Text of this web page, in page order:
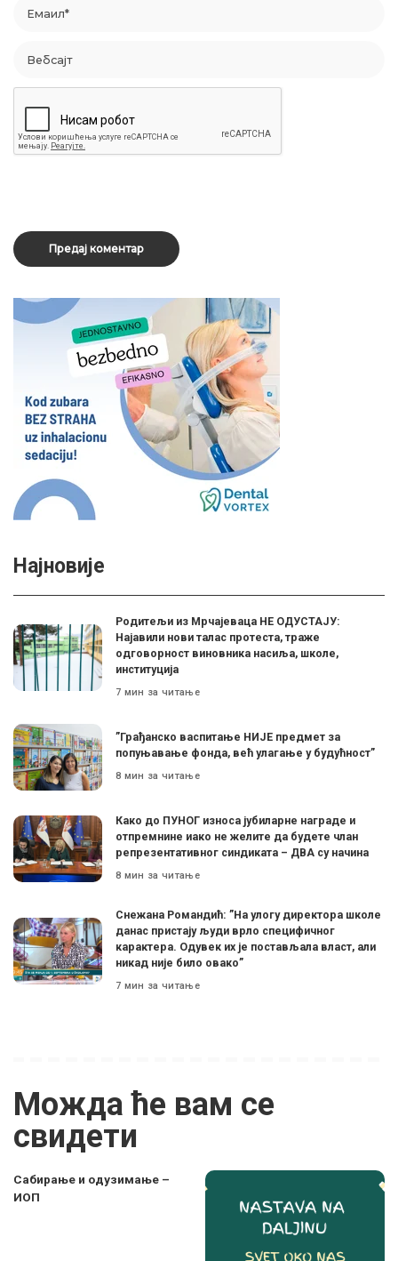
Најновије
Родитељи из Мрчајеваца НЕ ОДУСТАЈУ:
Најавили нови талас протеста, траже
одговорност виновника насиља, школе,
институција
7 мин за читање
”Грађанско васпитање НИЈЕ предмет за
попуњавање фонда, већ улагање у будућност”
8 мин за читање
Како до ПУНОГ износа јубиларне награде и
отпремнине иако не желите да будете члан
репрезентативног синдиката – ДВА су начина
8 мин за читање
Снежана Романдић: ”На улогу директора школе
данас пристају људи врло специфичног
карактера. Одувек их је постављала власт, али
никад није било овако”
7 мин за читање
Можда ће вам се
свидети
Сабирање и одузимање –
ИОП